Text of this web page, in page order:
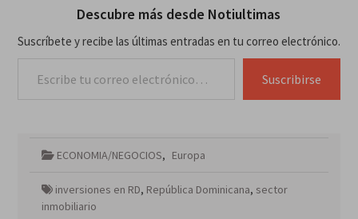
Descubre más desde Notiultimas
Suscríbete y recibe las últimas entradas en tu correo electrónico.
Suscribirse
ECONOMIA/NEGOCIOS, Europa
inversiones en RD, República Dominicana, sector
inmobiliario